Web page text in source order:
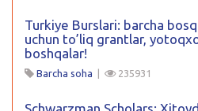
Turkiye Burslari: barcha
uchun to’liq grantlar,
boshqalar!
Barcha soha | 235931